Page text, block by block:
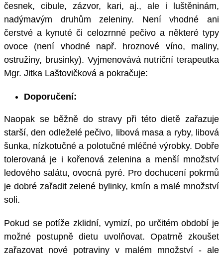
česnek, cibule, zázvor, kari, aj., ale i luštěninám,
nadýmavým druhům zeleniny. Není vhodné ani
čerstvé a kynuté či celozrnné pečivo a některé typy
ovoce (není vhodné např. hroznové víno, maliny,
ostružiny, brusinky). Vyjmenovává nutriční terapeutka
Mgr. Jitka Laštovičková a pokračuje:
Doporučení:
Naopak se běžně do stravy při této dietě zařazuje
starší, den odleželé pečivo, libová masa a ryby, libová
šunka, nízkotučné a polotučné mléčné výrobky. Dobře
tolerovaná je i kořenová zelenina a menší množství
ledového salátu, ovocná pyré. Pro dochucení pokrmů
je dobré zařadit zelené bylinky, kmín a malé množství
soli.
Pokud se potíže zklidní, vymizí, po určitém období je
možné postupně dietu uvolňovat. Opatrně zkoušet
zařazovat nové potraviny v malém množství - ale